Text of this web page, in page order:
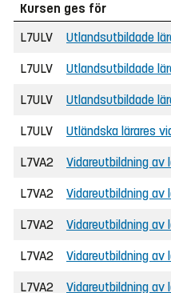
Kursen ges för
L7ULV
Utlandsutbildade
L7ULV Utlandsutbildade
L7ULV Utlandsutbildade
L7ULV Utländska lärares
L7VA2 Vidareutbildning av
L7VA2 Vidareutbildning av
L7VA2 Vidareutbildning av
L7VA2 Vidareutbildning av
L7VA2 Vidareutbildning av